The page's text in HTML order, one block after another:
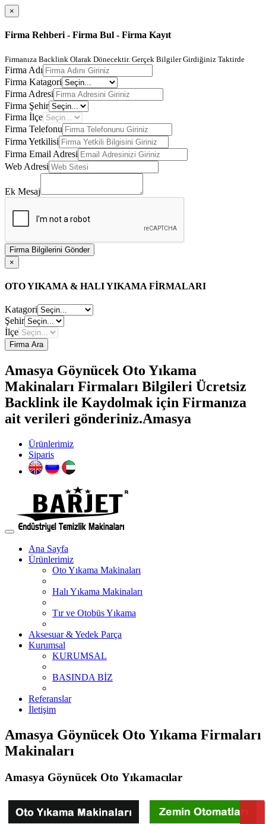
×
Firma Rehberi - Firma Bul - Firma Kayıt
Firmanıza Backlink Olarak Dönecektir. Gerçek Bilgiler Girdiğiniz Taktirde
Firma Adı
Firma Katagori
Firma Adresi
Firma Şehir
Firma İlçe
Firma Telefonu
Firma Yetkilisi
Firma Email Adresi
Web Adresi
Ek Mesaj
Firma Bilgilerini Gönder
×
OTO YIKAMA & HALI YIKAMA FİRMALARI
Katagori
Şehir
İlçe
Firma Ara
Amasya Göynücek Oto Yıkama
Makinaları Firmaları Bilgileri Ücretsiz
Backlink ile Kaydolmak için Firmanıza
ait verileri gönderiniz.Amasya
Ürünlerimiz
Siparis
Ana Sayfa
Ürünlerimiz
Oto Yıkama Makinaları
Halı Yıkama Makinaları
Tır ve Otobüs Yıkama
Aksesuar & Yedek Parça
Kurumsal
KURUMSAL
BASINDA BİZ
Referanslar
İletişim
Amasya Göynücek Oto Yıkama Firmaları
Makinaları
Amasya Göynücek Oto Yıkamacılar